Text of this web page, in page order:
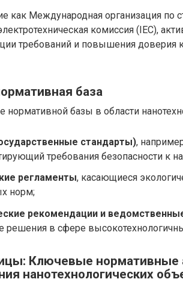
как Международная организация по
комиссия (IEC),
требований и повышения доверия
база
нормативной базы в области
стандарты),
требования безопасности к
регламенты, касающиеся
норм;
рекомендации и
решения в сфере
Ключевые нормативные
нанотехнологических